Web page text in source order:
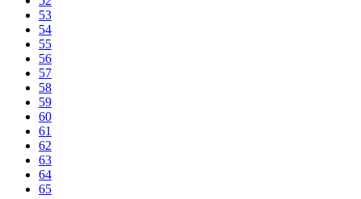
53
54
55
56
57
58
59
60
61
62
63
64
65